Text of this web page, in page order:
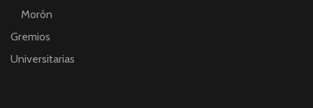
Morón
Gremios
Universitarias